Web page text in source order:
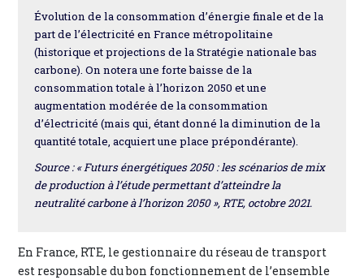
Évolution de la consommation d’énergie finale et de la
part de l’électricité en France métropolitaine
(historique et projections de la Stratégie nationale bas
carbone). On notera une forte baisse de la
consommation totale à l’horizon 2050 et une
augmentation modérée de la consommation
d’électricité (mais qui, étant donné la diminution de la
quantité totale, acquiert une place prépondérante).
Source : « Futurs énergétiques 2050 : les scénarios de mix
de production à l’étude permettant d’atteindre la
neutralité carbone à l’horizon 2050 », RTE, octobre 2021.
En France, RTE, le gestionnaire du réseau de transport
est responsable du bon fonctionnement de l’ensemble